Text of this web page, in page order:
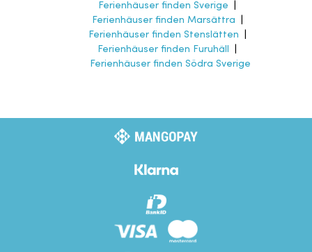
Ferienhäuser finden Sverige
Ferienhäuser finden Marsättra
Ferienhäuser finden Stenslätten
Ferienhäuser finden Furuhäll
Ferienhäuser finden Södra Sverige